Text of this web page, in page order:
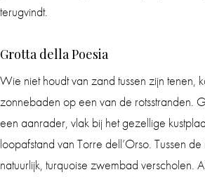
terugvindt.
Grotta della Poesia
Wie niet houdt van zand tussen zijn tenen,
zonnebaden op een van de rotsstranden.
een aanrader, vlak bij het gezellige
loopafstand van Torre dell’Orso. Tussen
natuurlijk, turquoise zwembad verscholen.